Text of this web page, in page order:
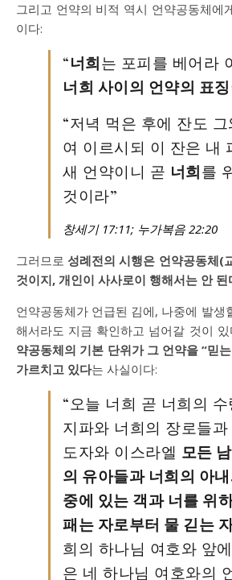
그리고 언약의 비적 역시 언약공동체에
이다:
“너희는 포피를 베어라
너희 사이의 언약의 표징
“저녁 먹은 후에 잔도
여 이르시되 이 잔은 내
새 언약이니 곧 너희를
것이라”
창세기 17:11; 누가복음 22:20
그러므로성례전의 시행은 언약공동체(
것이지, 개인이 사사로이 행해서는 안 된
언약공동체가 언급된 김에, 나중에 발생
해서라도 지금 확인하고 넘어갈 것이
약공동체의 기본 단위가 그 언약을 “믿
가르치고 있다는 사실이다:
“오늘 너희 곧 너희의
지파와 너희의 장로들과
도자와 이스라엘 모든
의 유아들과 너희의 아
중에 있는 객과 너를 위
패는 자로부터 물 긷는
희의 하나님 여호와 앞
은 네 하나님 여호와의